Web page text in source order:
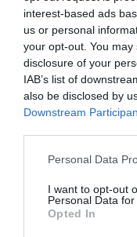
interest-based ads
us or personal
your opt-out. You
disclosure of your
IAB’s list of
also be disclosed by
Downstream
Personal Data
I want to opt-out
Personal Data for
Opted In
ΤΙΤΛΟΣ
ΣΧΟΛΙΟ